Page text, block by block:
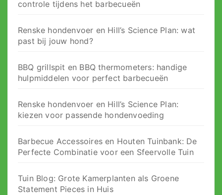
controle tijdens het barbecueën
Renske hondenvoer en Hill’s Science Plan: wat
past bij jouw hond?
BBQ grillspit en BBQ thermometers: handige
hulpmiddelen voor perfect barbecueën
Renske hondenvoer en Hill’s Science Plan:
kiezen voor passende hondenvoeding
Barbecue Accessoires en Houten Tuinbank: De
Perfecte Combinatie voor een Sfeervolle Tuin
Tuin Blog: Grote Kamerplanten als Groene
Statement Pieces in Huis